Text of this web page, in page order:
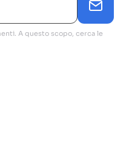
A questo scopo, cerca le